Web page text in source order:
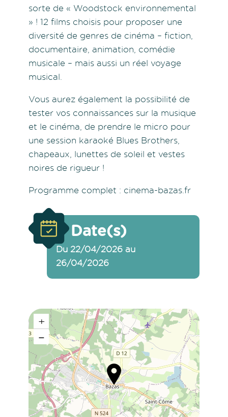
sorte de « Woodstock environnemental
» ! 12 films choisis pour proposer une
diversité de genres de cinéma – fiction,
documentaire, animation, comédie
musicale – mais aussi un réel voyage
musical.
Vous aurez également la possibilité de
tester vos connaissances sur la musique
et le cinéma, de prendre le micro pour
une session karaoké Blues Brothers,
chapeaux, lunettes de soleil et vestes
noires de rigueur !
Programme complet : cinema-bazas.fr
Date(s)
Du 22/04/2026 au
26/04/2026
+
−